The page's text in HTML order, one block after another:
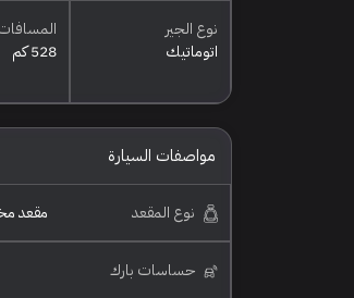
نوع الجير
اتوماتيك
528 كم
مواصفات السيارة
نوع المقعد مقعد
حساسات بارك